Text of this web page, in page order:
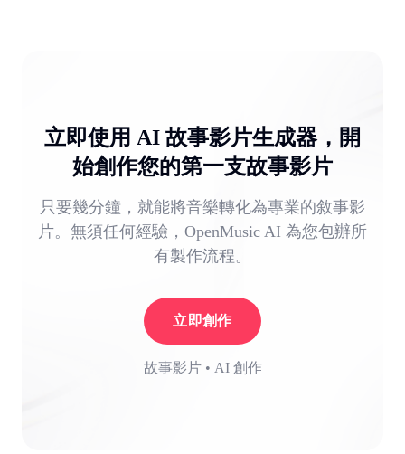
立即使用 AI 故事影片生成器，開
始創作您的第一支故事影片
只要幾分鐘，就能將音樂轉化為專業的敘事影
片。無須任何經驗，OpenMusic AI 為您包辦所
有製作流程。
立即創作
故事影片 • AI 創作